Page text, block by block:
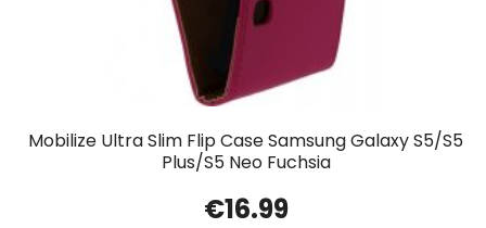
Mobilize Ultra Slim Flip Case Samsung Galaxy S5/S5
Plus/S5 Neo Fuchsia
€16.99